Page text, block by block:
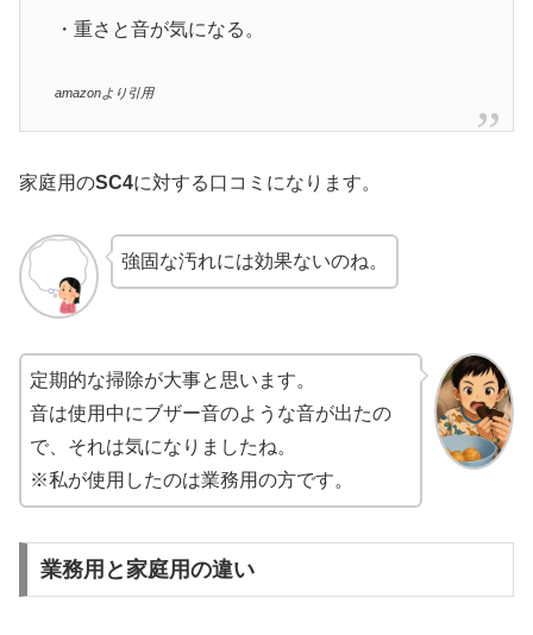
・重さと音が気になる。
amazonより引用
家庭用のSC4に対する口コミになります。
強固な汚れには効果ないのね。
定期的な掃除が大事と思います。
音は使用中にブザー音のような音が出たの
で、それは気になりましたね。
※私が使用したのは業務用の方です。
業務用と家庭用の違い